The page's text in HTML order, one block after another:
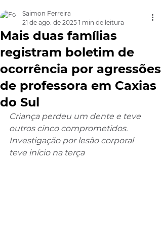
Mais duas famílias
registram boletim de
ocorrência por agressões
de professora em Caxias
do Sul
Saimon Ferreira
21 de ago. de 2025 1 min de leitura
Criança perdeu um dente e teve
outros cinco comprometidos.
Investigação por lesão corporal
teve início na terça